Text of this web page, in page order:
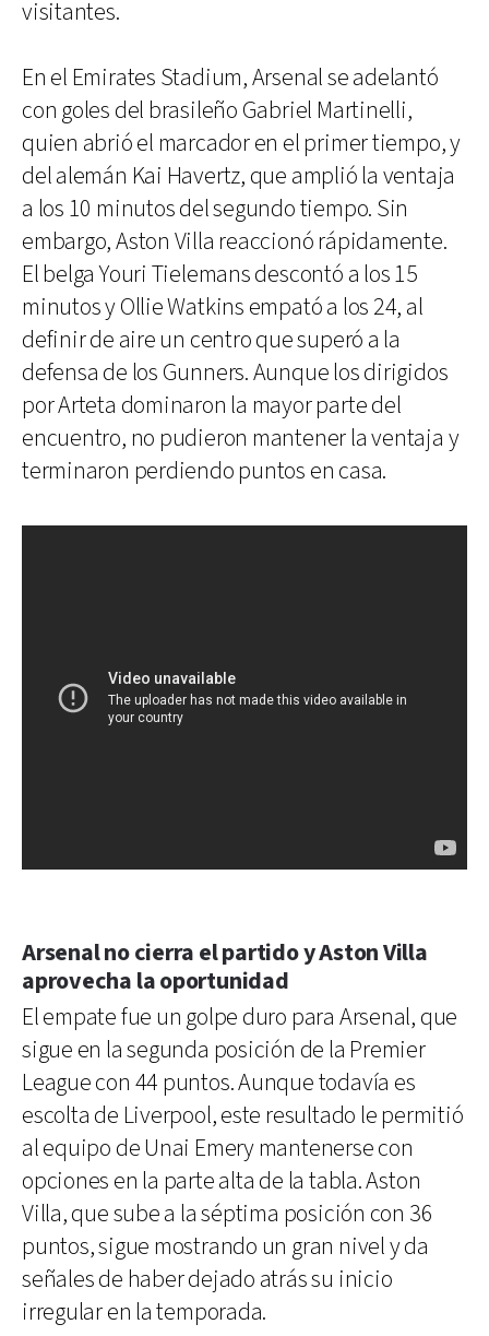
visitantes.
En el Emirates Stadium, Arsenal se adelantó
con goles del brasileño Gabriel Martinelli,
quien abrió el marcador en el primer tiempo, y
del alemán Kai Havertz, que amplió la ventaja
a los 10 minutos del segundo tiempo. Sin
embargo, Aston Villa reaccionó rápidamente.
El belga Youri Tielemans descontó a los 15
minutos y Ollie Watkins empató a los 24, al
definir de aire un centro que superó a la
defensa de los Gunners. Aunque los dirigidos
por Arteta dominaron la mayor parte del
encuentro, no pudieron mantener la ventaja y
terminaron perdiendo puntos en casa.
Arsenal no cierra el partido y Aston Villa
aprovecha la oportunidad
El empate fue un golpe duro para Arsenal, que
sigue en la segunda posición de la Premier
League con 44 puntos. Aunque todavía es
escolta de Liverpool, este resultado le permitió
al equipo de Unai Emery mantenerse con
opciones en la parte alta de la tabla. Aston
Villa, que sube a la séptima posición con 36
puntos, sigue mostrando un gran nivel y da
señales de haber dejado atrás su inicio
irregular en la temporada.